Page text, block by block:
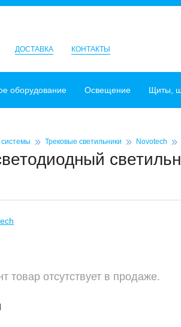
ДОСТАВКА КОНТАКТЫ
оборудование Освещение Щиты,
Трековые светильники Novotech
товар отсутствует в продаже.